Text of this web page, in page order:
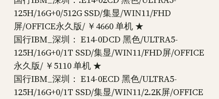
125H/16G+0/512G SSD/集显/WIN11/FHD
屏/OFFICE永久版/ ￥4660 单机 ★
国行IBM_深圳： E14-0DCD 黑色/ULTRA5-
125H/16G+0/1T SSD/集显/WIN11/FHD屏/OFFICE
永久版/ ￥5110 单机 ★
国行IBM_深圳： E14-0ECD 黑色/ULTRA5-
125H/16G+0/1T SSD/集显/WIN11/2.2K屏/OFFICE